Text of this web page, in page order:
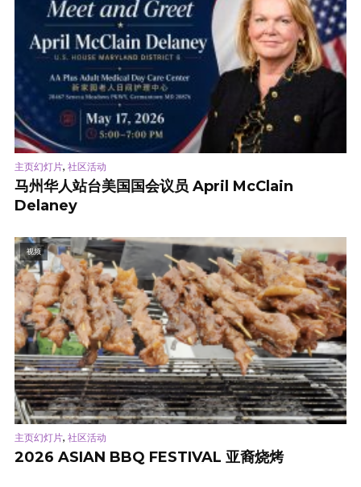
主页幻灯片, 社区活动
马州华人站台美国国会议员 April McClain
Delaney
视频
主页幻灯片, 社区活动
2026 ASIAN BBQ FESTIVAL 亚裔烧烤